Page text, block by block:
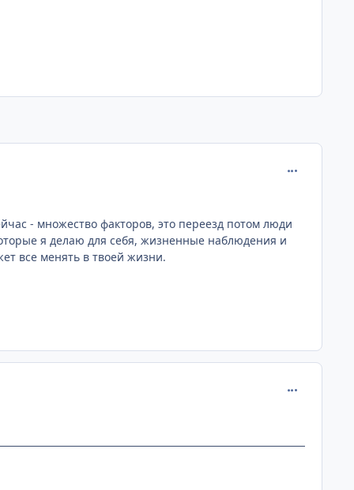
- множество факторов, это переезд потом люди
я делаю для себя, жизненные наблюдения и
все менять в твоей жизни.